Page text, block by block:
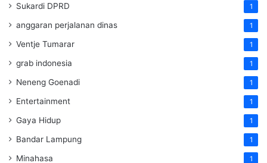
Sukardi DPRD 1
anggaran perjalanan dinas 1
Ventje Tumarar 1
grab indonesia 1
Neneng Goenadi 1
Entertainment 1
Gaya Hidup 1
Bandar Lampung 1
Minahasa 1